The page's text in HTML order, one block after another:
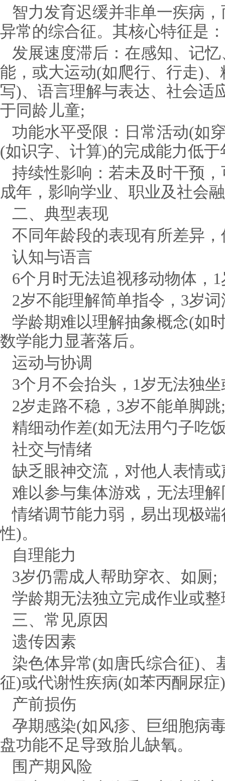
智力发育迟缓并非单一疾病
异常的综合征。其核心特征是：
发展速度滞后：在感知、记
能，或大运动(如爬行、行走)
写)、语言理解与表达、社会适
于同龄儿童;
功能水平受限：日常活动(如
(如识字、计算)的完成能力低于
持续性影响：若未及时干预
成年，影响学业、职业及社会
二、典型表现
不同年龄段的表现有所差异
认知与语言
6个月时无法追视移动物体，
2岁不能理解简单指令，3岁
学龄期难以理解抽象概念(如
数学能力显著落后。
运动与协调
3个月不会抬头，1岁无法独
2岁走路不稳，3岁不能单脚跳;
精细动作差(如无法用勺子吃
社交与情绪
缺乏眼神交流，对他人表情
难以参与集体游戏，无法理
情绪调节能力弱，易出现极
性)。
自理能力
3岁仍需成人帮助穿衣、如厕;
学龄期无法独立完成作业或
三、常见原因
遗传因素
染色体异常(如唐氏综合征)、
征)或代谢性疾病(如苯丙酮尿症
产前损伤
孕期感染(如风疹、巨细胞病
盘功能不足导致胎儿缺氧。
围产期风险